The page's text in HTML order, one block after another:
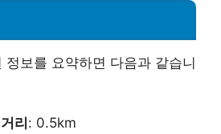
정보를 요약하면 다음과 같습니
리 : 0.5km